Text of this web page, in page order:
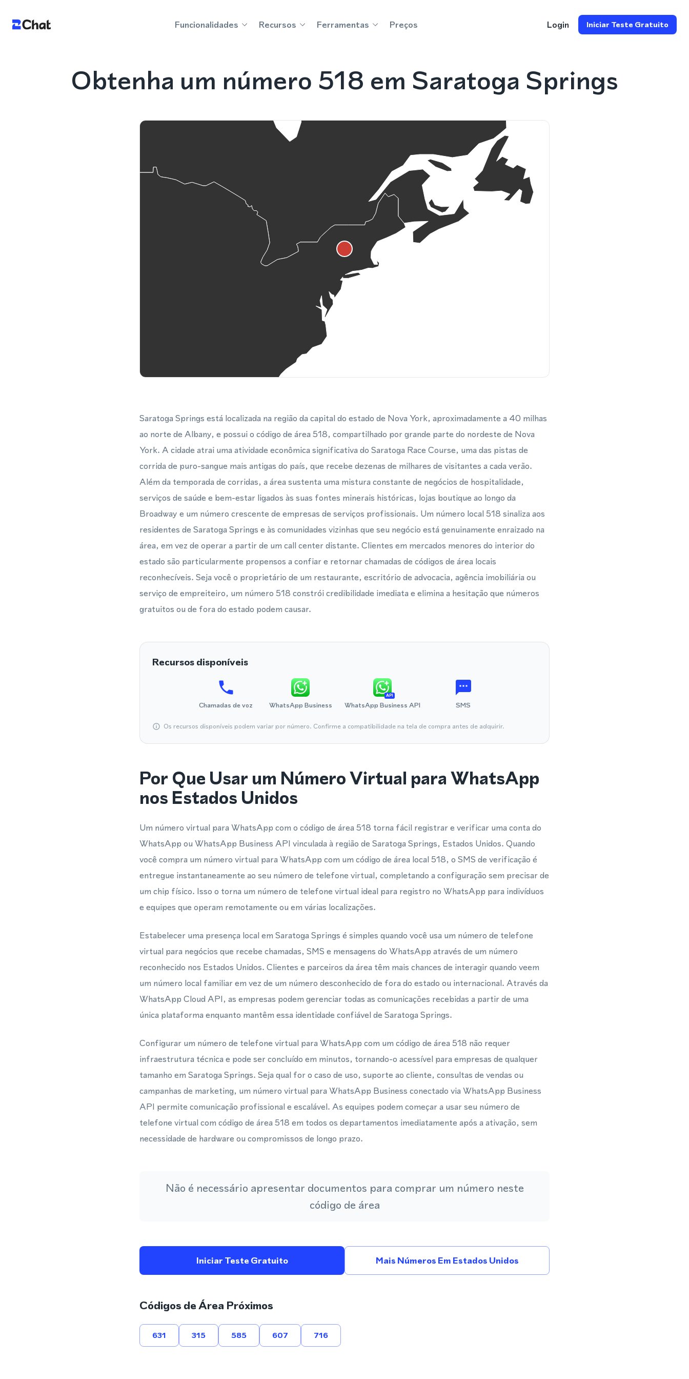
Funcionalidades Recursos Ferramentas Preços Login Iniciar Teste Gratuito
Obtenha um número 518 em Saratoga Springs
Saratoga Springs está localizada na região da capital do estado de Nova York, aproximadamente a 40 milhas
ao norte de Albany, e possui o código de área 518, compartilhado por grande parte do nordeste de Nova
York. A cidade atrai uma atividade econômica significativa do Saratoga Race Course, uma das pistas de
corrida de puro-sangue mais antigas do país, que recebe dezenas de milhares de visitantes a cada verão.
Além da temporada de corridas, a área sustenta uma mistura constante de negócios de hospitalidade,
serviços de saúde e bem-estar ligados às suas fontes minerais históricas, lojas boutique ao longo da
Broadway e um número crescente de empresas de serviços profissionais. Um número local 518 sinaliza aos
residentes de Saratoga Springs e às comunidades vizinhas que seu negócio está genuinamente enraizado na
área, em vez de operar a partir de um call center distante. Clientes em mercados menores do interior do
estado são particularmente propensos a confiar e retornar chamadas de códigos de área locais
reconhecíveis. Seja você o proprietário de um restaurante, escritório de advocacia, agência imobiliária ou
serviço de empreiteiro, um número 518 constrói credibilidade imediata e elimina a hesitação que números
gratuitos ou de fora do estado podem causar.
Recursos disponíveis
Chamadas de voz WhatsApp Business
API
WhatsApp Business API SMS
Os recursos disponíveis podem variar por número. Confirme a compatibilidade na tela de compra antes de adquirir.
Por Que Usar um Número Virtual para WhatsApp
nos Estados Unidos
Um número virtual para WhatsApp com o código de área 518 torna fácil registrar e verificar uma conta do
WhatsApp ou WhatsApp Business API vinculada à região de Saratoga Springs, Estados Unidos. Quando
você compra um número virtual para WhatsApp com um código de área local 518, o SMS de verificação é
entregue instantaneamente ao seu número de telefone virtual, completando a configuração sem precisar de
um chip físico. Isso o torna um número de telefone virtual ideal para registro no WhatsApp para indivíduos
e equipes que operam remotamente ou em várias localizações.
Estabelecer uma presença local em Saratoga Springs é simples quando você usa um número de telefone
virtual para negócios que recebe chamadas, SMS e mensagens do WhatsApp através de um número
reconhecido nos Estados Unidos. Clientes e parceiros da área têm mais chances de interagir quando veem
um número local familiar em vez de um número desconhecido de fora do estado ou internacional. Através da
WhatsApp Cloud API, as empresas podem gerenciar todas as comunicações recebidas a partir de uma
única plataforma enquanto mantêm essa identidade confiável de Saratoga Springs.
Configurar um número de telefone virtual para WhatsApp com um código de área 518 não requer
infraestrutura técnica e pode ser concluído em minutos, tornando-o acessível para empresas de qualquer
tamanho em Saratoga Springs. Seja qual for o caso de uso, suporte ao cliente, consultas de vendas ou
campanhas de marketing, um número virtual para WhatsApp Business conectado via WhatsApp Business
API permite comunicação profissional e escalável. As equipes podem começar a usar seu número de
telefone virtual com código de área 518 em todos os departamentos imediatamente após a ativação, sem
necessidade de hardware ou compromissos de longo prazo.
Não é necessário apresentar documentos para comprar um número neste
código de área
Iniciar Teste Gratuito Mais Números Em Estados Unidos
Códigos de Área Próximos
631 315 585 607 716